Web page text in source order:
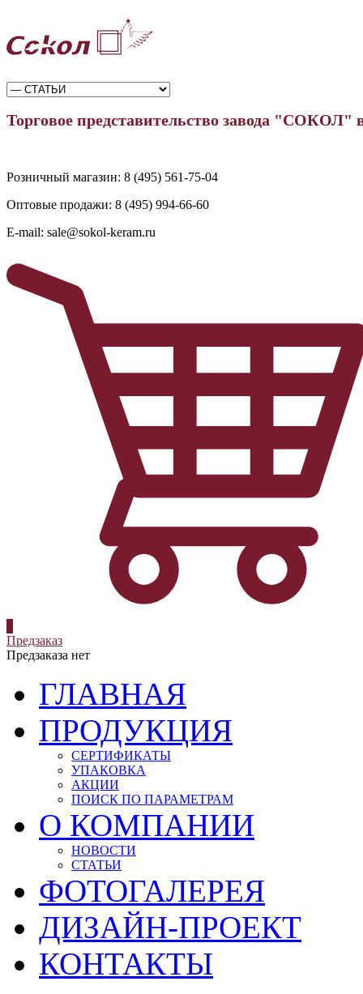
Торговое представительство завода "СОКОЛ"
Розничный магазин: 8 (495) 561-75-04
Оптовые продажи: 8 (495) 994-66-60
E-mail: sale@sokol-keram.ru
Предзаказ
Предзаказа нет
ГЛАВНАЯ
ПРОДУКЦИЯ
СЕРТИФИКАТЫ
УПАКОВКА
АКЦИИ
ПОИСК ПО ПАРАМЕТРАМ
О КОМПАНИИ
НОВОСТИ
СТАТЬИ
ФОТОГАЛЕРЕЯ
ДИЗАЙН-ПРОЕКТ
КОНТАКТЫ